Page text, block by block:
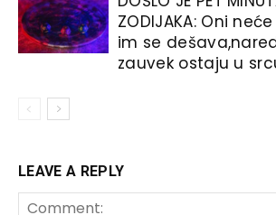
ZODIJAKA: Oni
im se
zauvek ostaju u
LEAVE A REPLY